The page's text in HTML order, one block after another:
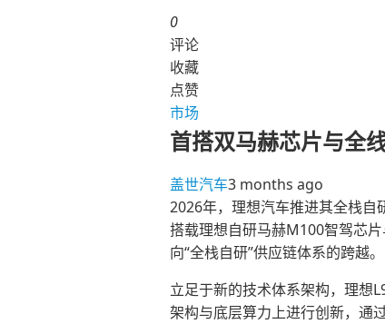
0
评论
收藏
点赞
市场
首搭双马赫芯片与全
盖世汽车3 months ago
2026年，理想汽车推进其全栈
搭载理想自研马赫M100智驾芯
向“全栈自研”供应链体系的跨越。
立足于新的技术体系架构，理想
架构与底层算力上进行创新，通